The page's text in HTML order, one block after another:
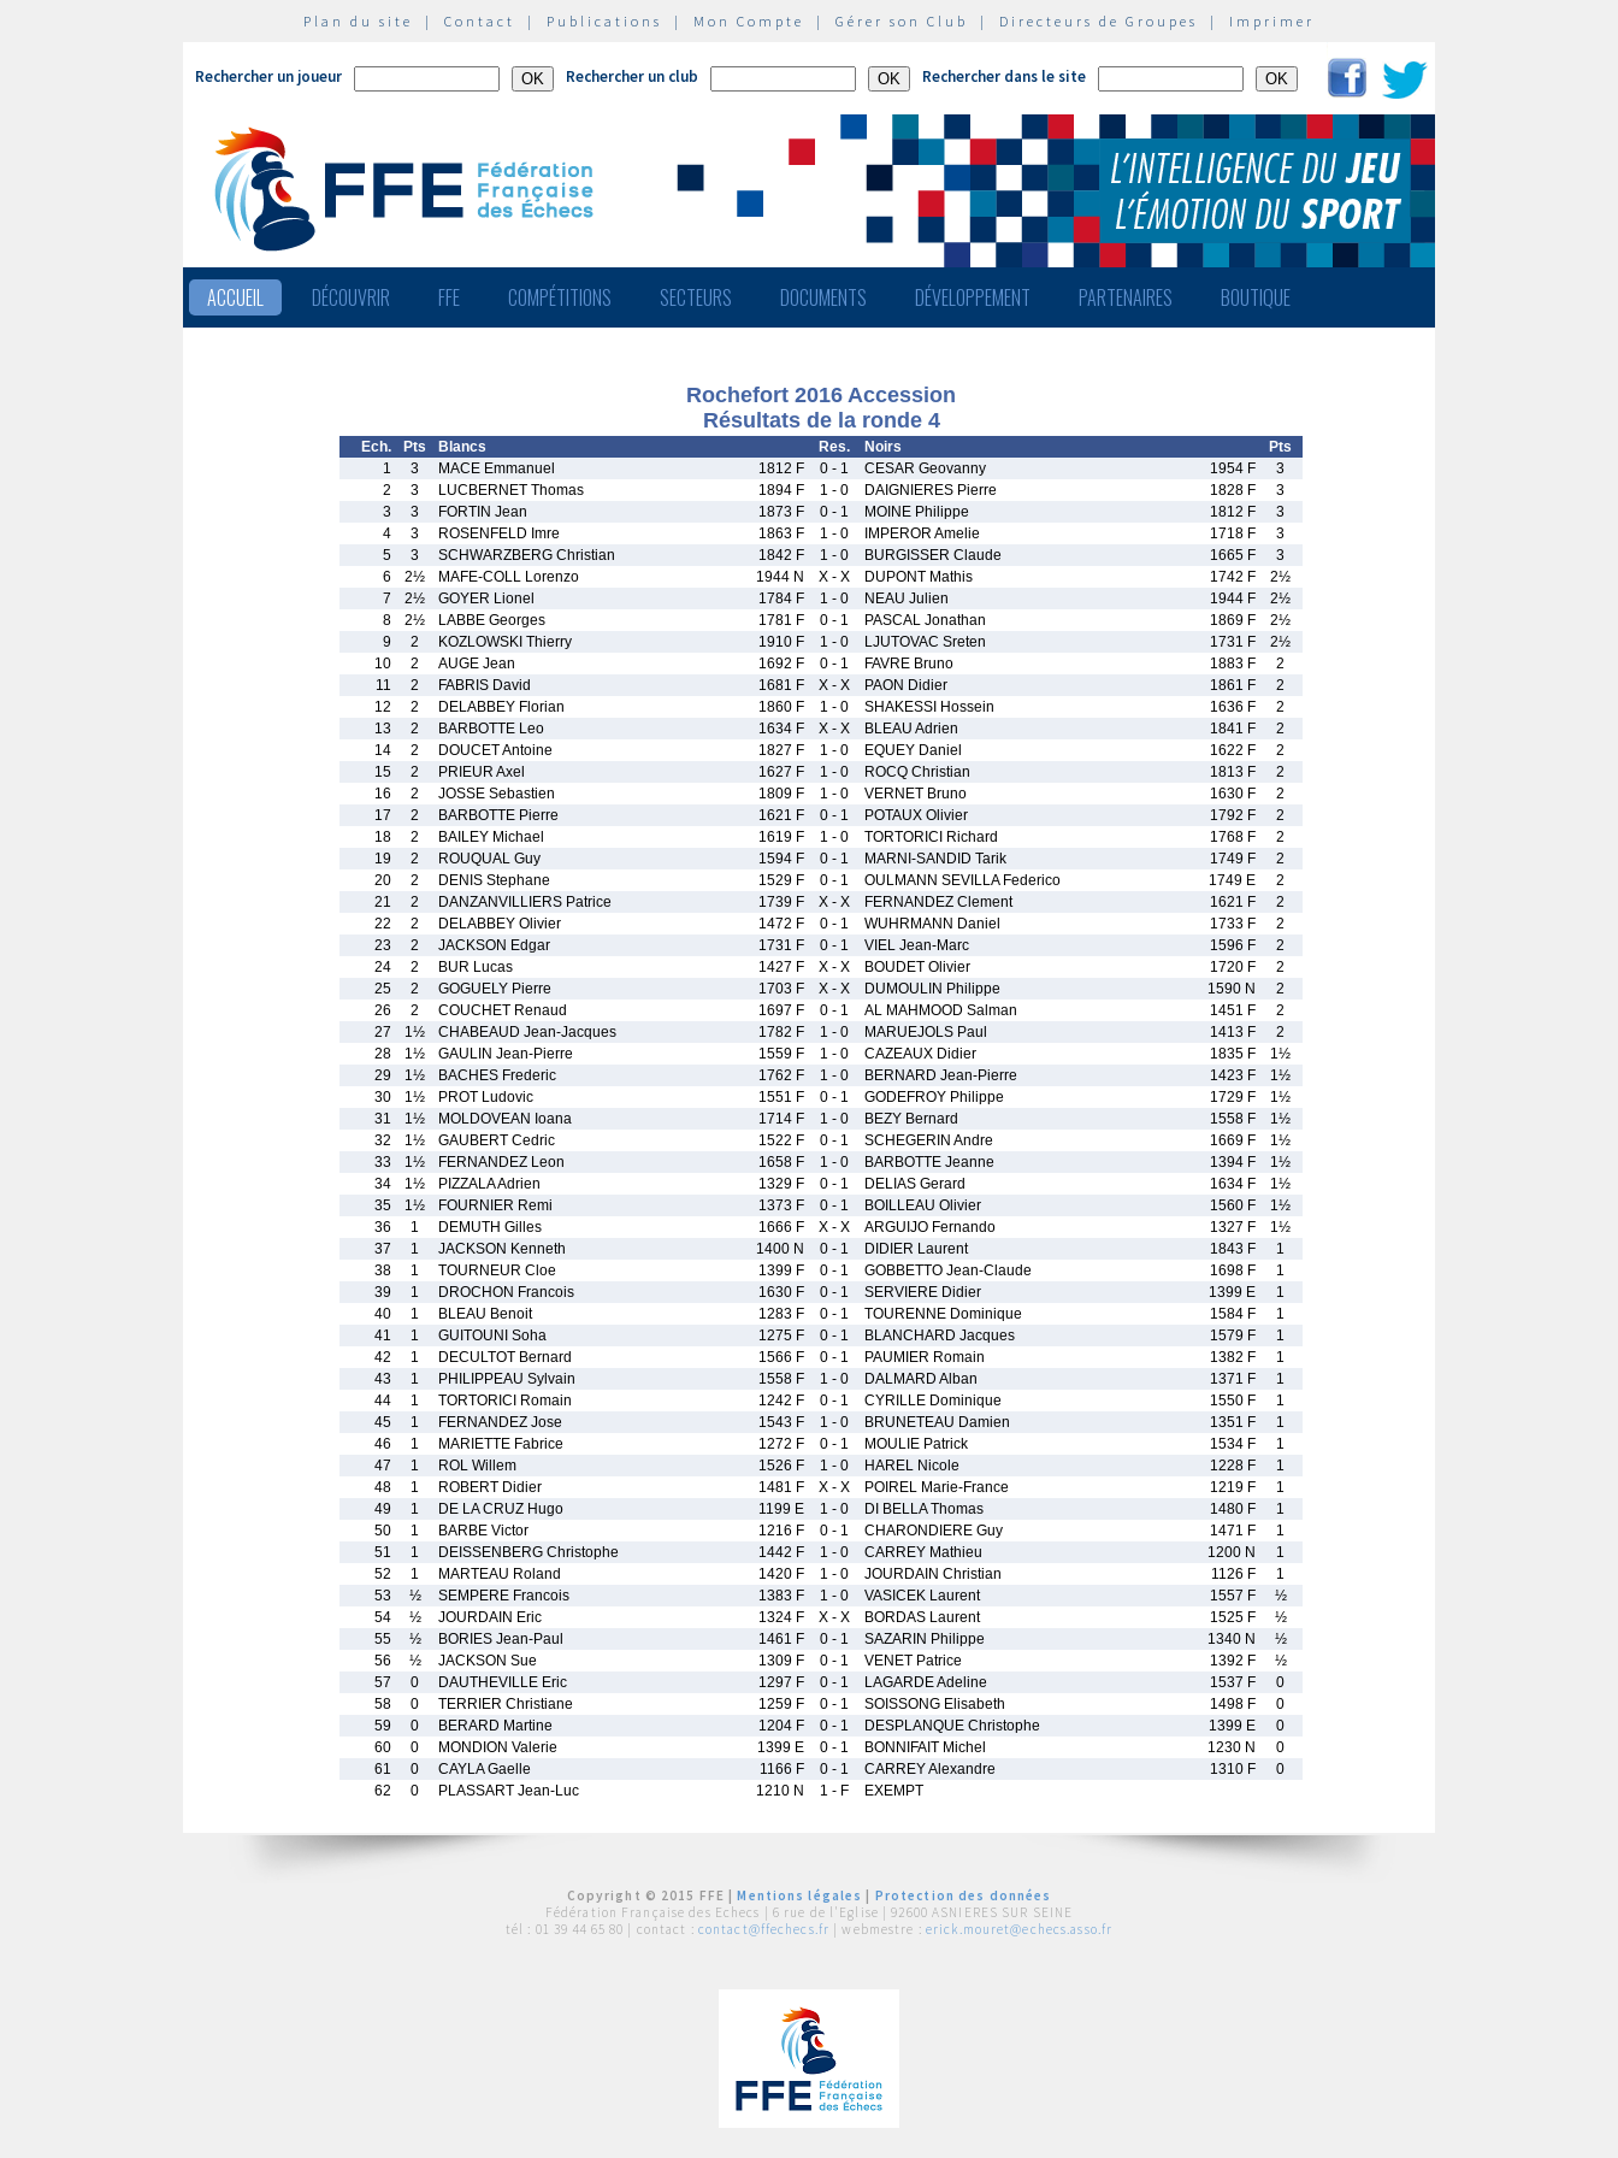
Plan du site | Contact | Publications | Mon Compte | Gérer son Club | Directeurs de Groupes | Imprimer
Rechercher un joueur Rechercher un club Rechercher dans le site
ACCUEIL DÉCOUVRIR FFE COMPÉTITIONS SECTEURS DOCUMENTS DÉVELOPPEMENT PARTENAIRES BOUTIQUE
Rochefort 2016 Accession
Résultats de la ronde 4
Ech. Pts Blancs Res. Noirs
Pts
1
3 MACE Emmanuel 1812 F 0 - 1 CESAR Geovanny 1954 F
3
2
3 LUCBERNET Thomas 1894 F 1 - 0 DAIGNIERES Pierre 1828 F
3
3
3 FORTIN Jean 1873 F 0 - 1 MOINE Philippe 1812 F
3
4
3 ROSENFELD Imre 1863 F 1 - 0 IMPEROR Amelie 1718 F
3
5
3 SCHWARZBERG Christian 1842 F 1 - 0 BURGISSER Claude 1665 F
3
6
2½ MAFE-COLL Lorenzo 1944 N X - X DUPONT Mathis 1742 F
2½
7
2½ GOYER Lionel 1784 F 1 - 0 NEAU Julien 1944 F
2½
8
2½ LABBE Georges 1781 F 0 - 1 PASCAL Jonathan 1869 F
2½
9
2 KOZLOWSKI Thierry 1910 F 1 - 0 LJUTOVAC Sreten 1731 F
2½
10
2 AUGE Jean 1692 F 0 - 1 FAVRE Bruno 1883 F
2
11
2 FABRIS David 1681 F X - X PAON Didier 1861 F
2
12
2 DELABBEY Florian 1860 F 1 - 0 SHAKESSI Hossein 1636 F
2
13
2 BARBOTTE Leo 1634 F X - X BLEAU Adrien 1841 F
2
14
2 DOUCET Antoine 1827 F 1 - 0 EQUEY Daniel 1622 F
2
15
2 PRIEUR Axel 1627 F 1 - 0 ROCQ Christian 1813 F
2
16
2 JOSSE Sebastien 1809 F 1 - 0 VERNET Bruno 1630 F
2
17
2 BARBOTTE Pierre 1621 F 0 - 1 POTAUX Olivier 1792 F
2
18
2 BAILEY Michael 1619 F 1 - 0 TORTORICI Richard 1768 F
2
19
2 ROUQUAL Guy 1594 F 0 - 1 MARNI-SANDID Tarik 1749 F
2
20
2 DENIS Stephane 1529 F 0 - 1 OULMANN SEVILLA Federico 1749 E
2
21
2 DANZANVILLIERS Patrice 1739 F X - X FERNANDEZ Clement 1621 F
2
22
2 DELABBEY Olivier 1472 F 0 - 1 WUHRMANN Daniel 1733 F
2
23
2 JACKSON Edgar 1731 F 0 - 1 VIEL Jean-Marc 1596 F
2
24
2 BUR Lucas 1427 F X - X BOUDET Olivier 1720 F
2
25
2 GOGUELY Pierre 1703 F X - X DUMOULIN Philippe 1590 N
2
26
2 COUCHET Renaud 1697 F 0 - 1 AL MAHMOOD Salman 1451 F
2
27
1½ CHABEAUD Jean-Jacques 1782 F 1 - 0 MARUEJOLS Paul 1413 F
2
28
1½ GAULIN Jean-Pierre 1559 F 1 - 0 CAZEAUX Didier 1835 F
1½
29
1½ BACHES Frederic 1762 F 1 - 0 BERNARD Jean-Pierre 1423 F
1½
30
1½ PROT Ludovic 1551 F 0 - 1 GODEFROY Philippe 1729 F
1½
31
1½ MOLDOVEAN Ioana 1714 F 1 - 0 BEZY Bernard 1558 F
1½
32
1½ GAUBERT Cedric 1522 F 0 - 1 SCHEGERIN Andre 1669 F
1½
33
1½ FERNANDEZ Leon 1658 F 1 - 0 BARBOTTE Jeanne 1394 F
1½
34
1½ PIZZALA Adrien 1329 F 0 - 1 DELIAS Gerard 1634 F
1½
35
1½ FOURNIER Remi 1373 F 0 - 1 BOILLEAU Olivier 1560 F
1½
36
1 DEMUTH Gilles 1666 F X - X ARGUIJO Fernando 1327 F
1½
37
1 JACKSON Kenneth 1400 N 0 - 1 DIDIER Laurent 1843 F
1
38
1 TOURNEUR Cloe 1399 F 0 - 1 GOBBETTO Jean-Claude 1698 F
1
39
1 DROCHON Francois 1630 F 0 - 1 SERVIERE Didier 1399 E
1
40
1 BLEAU Benoit 1283 F 0 - 1 TOURENNE Dominique 1584 F
1
41
1 GUITOUNI Soha 1275 F 0 - 1 BLANCHARD Jacques 1579 F
1
42
1 DECULTOT Bernard 1566 F 0 - 1 PAUMIER Romain 1382 F
1
43
1 PHILIPPEAU Sylvain 1558 F 1 - 0 DALMARD Alban 1371 F
1
44
1 TORTORICI Romain 1242 F 0 - 1 CYRILLE Dominique 1550 F
1
45
1 FERNANDEZ Jose 1543 F 1 - 0 BRUNETEAU Damien 1351 F
1
46
1 MARIETTE Fabrice 1272 F 0 - 1 MOULIE Patrick 1534 F
1
47
1 ROL Willem 1526 F 1 - 0 HAREL Nicole 1228 F
1
48
1 ROBERT Didier 1481 F X - X POIREL Marie-France 1219 F
1
49
1 DE LA CRUZ Hugo 1199 E 1 - 0 DI BELLA Thomas 1480 F
1
50
1 BARBE Victor 1216 F 0 - 1 CHARONDIERE Guy 1471 F
1
51
1 DEISSENBERG Christophe 1442 F 1 - 0 CARREY Mathieu 1200 N
1
52
1 MARTEAU Roland 1420 F 1 - 0 JOURDAIN Christian 1126 F
1
53
½ SEMPERE Francois 1383 F 1 - 0 VASICEK Laurent 1557 F
½
54
½ JOURDAIN Eric 1324 F X - X BORDAS Laurent 1525 F
½
55
½ BORIES Jean-Paul 1461 F 0 - 1 SAZARIN Philippe 1340 N
½
56
½ JACKSON Sue 1309 F 0 - 1 VENET Patrice 1392 F
½
57
0 DAUTHEVILLE Eric 1297 F 0 - 1 LAGARDE Adeline 1537 F
0
58
0 TERRIER Christiane 1259 F 0 - 1 SOISSONG Elisabeth 1498 F
0
59
0 BERARD Martine 1204 F 0 - 1 DESPLANQUE Christophe 1399 E
0
60
0 MONDION Valerie 1399 E 0 - 1 BONNIFAIT Michel 1230 N
0
61
0 CAYLA Gaelle 1166 F 0 - 1 CARREY Alexandre 1310 F
0
62
0 PLASSART Jean-Luc 1210 N 1 - F EXEMPT
Copyright © 2015 FFE |Mentions légales
Protection des données
Fédération Française des Echecs | 6 rue de l'Eglise | 92600 ASNIERES SUR SEINE
tél : 01 39 44 65 80 | contact : contact@ffechecs.fr | webmestre : erick.mouret@echecs.asso.fr